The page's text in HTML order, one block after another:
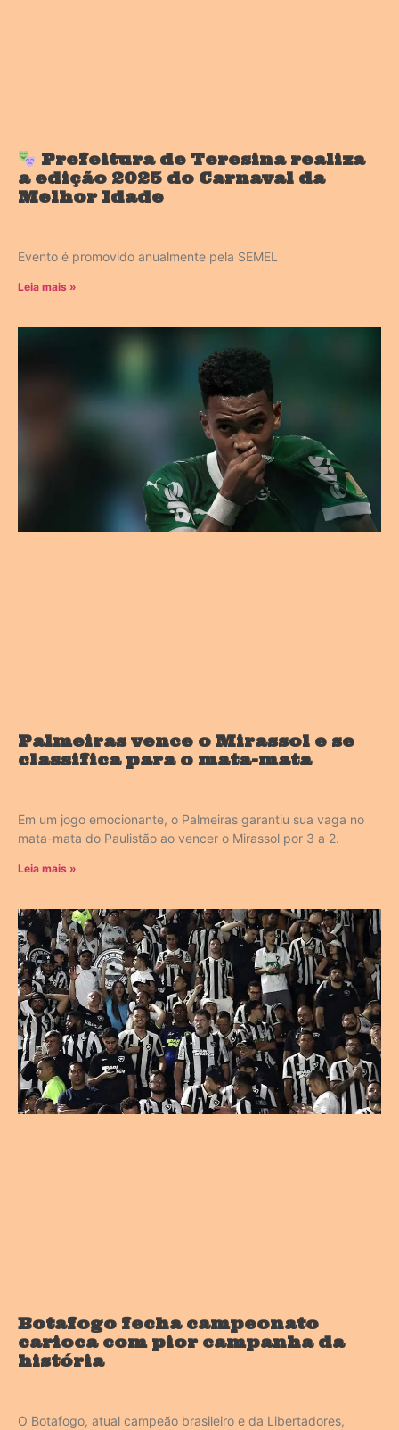
Prefeitura de Teresina realiza
a edição 2025 do Carnaval da
Melhor Idade
Evento é promovido anualmente pela SEMEL
Leia mais »
Palmeiras vence o Mirassol e se
classifica para o mata-mata
Em um jogo emocionante, o Palmeiras garantiu sua vaga no
mata-mata do Paulistão ao vencer o Mirassol por 3 a 2.
Leia mais »
Botafogo fecha campeonato
carioca com pior campanha da
história
O Botafogo, atual campeão brasileiro e da Libertadores,